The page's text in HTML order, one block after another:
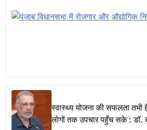
स्वास्थ्य योजना की सफलता
लोगों तक उपचार पहुँच सके : डॉ.